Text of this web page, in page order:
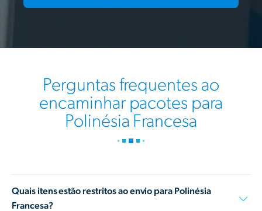
Perguntas frequentes ao
encaminhar pacotes para
Polinésia Francesa
Quais itens estão restritos ao envio para Polinésia
Francesa?